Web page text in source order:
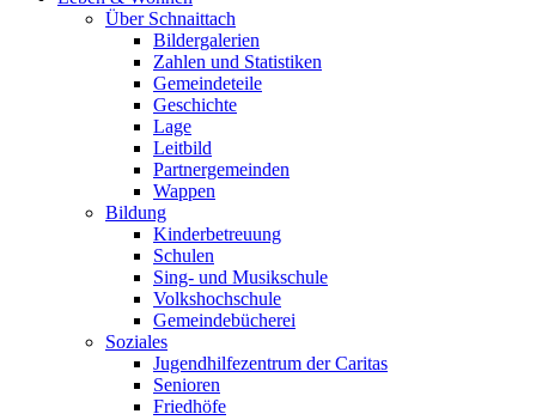
Über Schnaittach
Bildergalerien
Zahlen und Statistiken
Gemeindeteile
Geschichte
Lage
Leitbild
Partnergemeinden
Wappen
Bildung
Kinderbetreuung
Schulen
Sing- und Musikschule
Volkshochschule
Gemeindebücherei
Soziales
Jugendhilfezentrum der Caritas
Senioren
Friedhöfe